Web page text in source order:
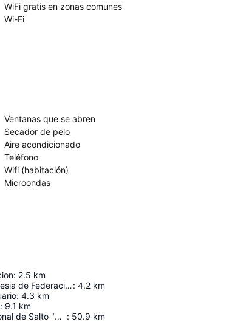
WiFi gratis en zonas comunes
Wi-Fi
Ventanas que se abren
Secador de pelo
Aire acondicionado
Teléfono
Wifi (habitación)
Microondas
: 2.5 km
Cruz de la antigua iglesia de Federacion: 4.2 km
: 4.3 km
: 9.1 km
Aeropuerto Internacional de Salto "Nueva Hespérides" : 50.9 km